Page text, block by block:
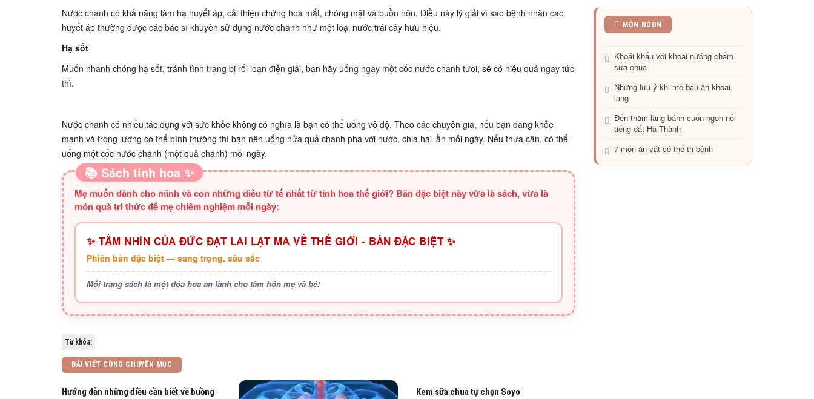
Nước chanh có khả năng làm hạ huyết áp, cải thiện chứng hoa mắt, chóng mặt và buồn nôn. Điều này lý giải vì sao bệnh nhân cao
huyết áp thường được các bác sĩ khuyên sử dụng nước chanh như một loại nước trái cây hữu hiệu.
Hạ sốt
Muốn nhanh chóng hạ sốt, tránh tình trạng bị rối loạn điện giải, bạn hãy uống ngay một cốc nước chanh tươi, sẽ có hiệu quả ngay tức
thì.
Nước chanh có nhiều tác dụng với sức khỏe không có nghĩa là bạn có thể uống vô độ. Theo các chuyên gia, nếu bạn đang khỏe
mạnh và trọng lượng cơ thể bình thường thì bạn nên uống nửa quả chanh pha với nước, chia hai lần mỗi ngày. Nếu thừa cân, có thể
uống một cốc nước chanh (một quả chanh) mỗi ngày.
📚 Sách tinh hoa ✨
Mẹ muốn dành cho mình và con những điều tử tế nhất từ tinh hoa thế giới? Bản đặc biệt này vừa là sách, vừa là
món quà tri thức để mẹ chiêm nghiệm mỗi ngày:
✨ TẦM NHÌN CỦA ĐỨC ĐẠT LAI LẠT MA VỀ THẾ GIỚI - BẢN ĐẶC BIỆT ✨
Phiên bản đặc biệt — sang trọng, sâu sắc
Mỗi trang sách là một đóa hoa an lành cho tâm hồn mẹ và bé!
Từ khóa:
BÀI VIẾT CÙNG CHUYÊN MỤC
Hướng dẫn những điều cần biết về buồng
Kem sữa chua tự chọn Soyo
MÓN NGON
Khoái khẩu với khoai nướng chấm
sữa chua
Những lưu ý khi mẹ bầu ăn khoai
lang
Đến thăm làng bánh cuốn ngon nổi
tiếng đất Hà Thành
7 món ăn vặt có thể trị bệnh